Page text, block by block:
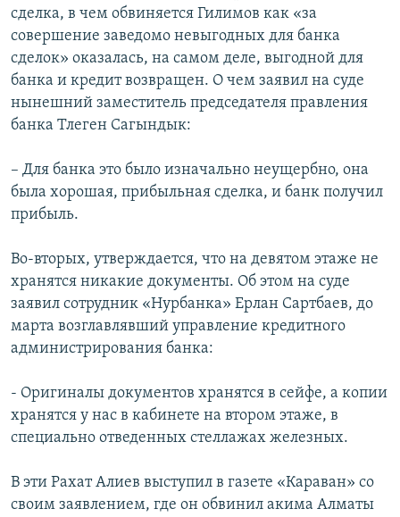
сделка, в чем обвиняется Гилимов как «за
совершение заведомо невыгодных для банка
сделок» оказалась, на самом деле, выгодной для
банка и кредит возвращен. О чем заявил на суде
нынешний заместитель председателя правления
банка Тлеген Сагындык:
– Для банка это было изначально неущербно, она
была хорошая, прибыльная сделка, и банк получил
прибыль.
Во-вторых, утверждается, что на девятом этаже не
хранятся никакие документы. Об этом на суде
заявил сотрудник «Нурбанка» Ерлан Сартбаев, до
марта возглавлявший управление кредитного
администрирования банка:
- Оригиналы документов хранятся в сейфе, а копии
хранятся у нас в кабинете на втором этаже, в
специально отведенных стеллажах железных.
В эти Рахат Алиев выступил в газете «Караван» со
своим заявлением, где он обвинил акима Алматы